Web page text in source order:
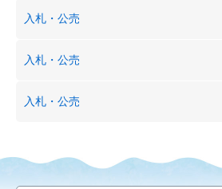
入札・公売
入札・公売
入札・公売